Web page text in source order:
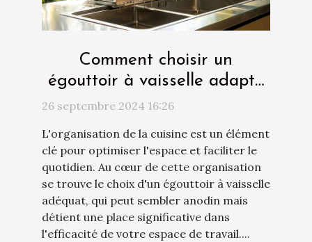
Comment choisir un
égouttoir à vaisselle adapté
à votre cuisine
26 septembre 2024 16:26
L'organisation de la cuisine est un élément
clé pour optimiser l'espace et faciliter le
quotidien. Au cœur de cette organisation
se trouve le choix d'un égouttoir à vaisselle
adéquat, qui peut sembler anodin mais
détient une place significative dans
l'efficacité de votre espace de travail....